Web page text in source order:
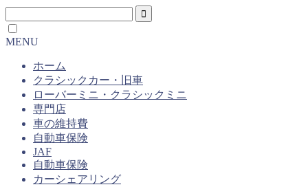
MENU
ホーム
クラシックカー・旧車
ローバーミニ・クラシックミニ
専門店
車の維持費
自動車保険
JAF
自動車保険
カーシェアリング